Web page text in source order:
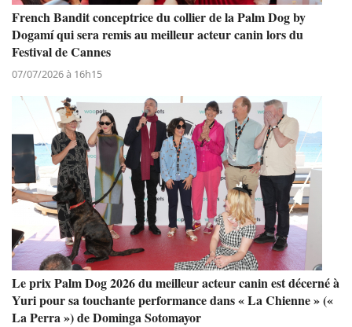
French Bandit conceptrice du collier de la Palm Dog by
Dogamí qui sera remis au meilleur acteur canin lors du
Festival de Cannes
07/07/2026 à 16h15
Le prix Palm Dog 2026 du meilleur acteur canin est décerné à
Yuri pour sa touchante performance dans « La Chienne » («
La Perra ») de Dominga Sotomayor